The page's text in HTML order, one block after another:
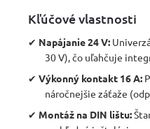
Kľúčové vlastnosti
✔ Napájanie 24 V:
30 V), čo uľahčuje
✔ Výkonný kontakt 16 A:
náročnejšie záťaže
✔ Montáž na DIN lištu: